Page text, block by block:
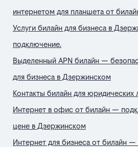
интернетом для планшета от
Услуги билайн для бизнеса в
подключение.
Выделенный APN билайн —
для бизнеса в Дзержинском
Контакты билайн для
Интернет в офис от билайн —
цене в Дзержинском
Интернет для бизнеса от билайн